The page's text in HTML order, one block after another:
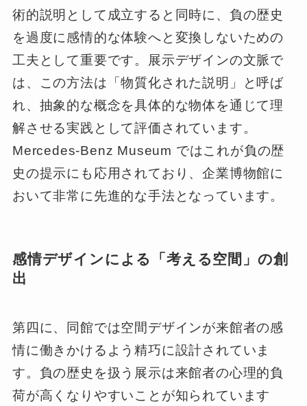
術的説明として成立すると同時に、負の歴史
を過度に感情的な体験へと変換しないための
工夫として重要です。展示デザインの文脈で
は、この方法は「物質化された説明」と呼ば
れ、抽象的な概念を具体的な物体を通じて理
解させる実践として評価されています。
Mercedes-Benz Museum ではこれが負の歴
史の提示にも応用されており、企業博物館に
おいて非常に先進的な手法となっています。
感情デザインによる「考える空間」の創
出
第四に、同館では空間デザインが来館者の感
情に働きかけるよう精巧に設計されていま
す。負の歴史を扱う展示は来館者の心理的負
荷が高くなりやすいことが知られています